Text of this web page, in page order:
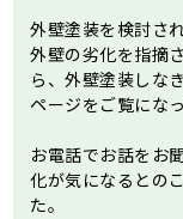
外壁塗装を検討さ
外壁の劣化を指摘
ら、外壁塗装しな
ページをご覧にな
お電話でお話をお
化が気になるとの
た。